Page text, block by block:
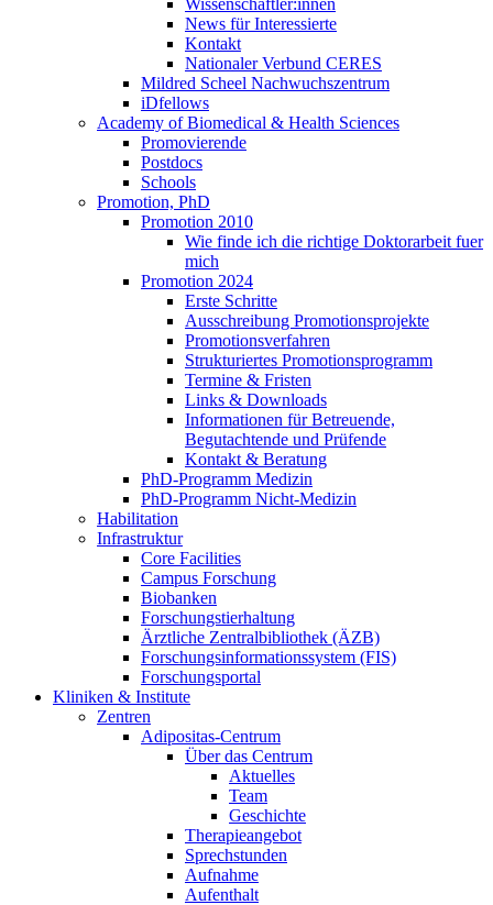
Wissenschaftler:innen
News für Interessierte
Kontakt
Nationaler Verbund CERES
Mildred Scheel Nachwuchszentrum
iDfellows
Academy of Biomedical & Health Sciences
Promovierende
Postdocs
Schools
Promotion, PhD
Promotion 2010
Wie finde ich die richtige Doktorarbeit fuer
mich
Promotion 2024
Erste Schritte
Ausschreibung Promotionsprojekte
Promotionsverfahren
Strukturiertes Promotionsprogramm
Termine & Fristen
Links & Downloads
Informationen für Betreuende,
Begutachtende und Prüfende
Kontakt & Beratung
PhD-Programm Medizin
PhD-Programm Nicht-Medizin
Habilitation
Infrastruktur
Core Facilities
Campus Forschung
Biobanken
Forschungstierhaltung
Ärztliche Zentralbibliothek (ÄZB)
Forschungsinformationssystem (FIS)
Forschungsportal
Kliniken & Institute
Zentren
Adipositas-Centrum
Über das Centrum
Aktuelles
Team
Geschichte
Therapieangebot
Sprechstunden
Aufnahme
Aufenthalt